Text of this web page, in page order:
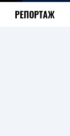
РЕПОРТАЖ